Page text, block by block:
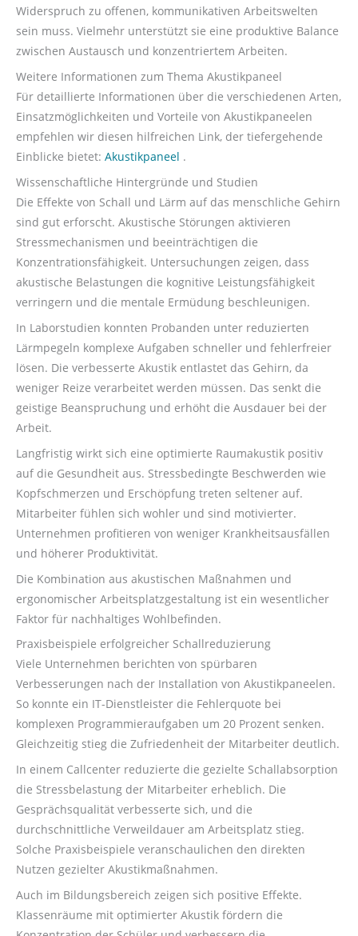
Widerspruch zu offenen, kommunikativen Arbeitswelten
sein muss. Vielmehr unterstützt sie eine produktive Balance
zwischen Austausch und konzentriertem Arbeiten.
Weitere Informationen zum Thema Akustikpaneel
Für detaillierte Informationen über die verschiedenen Arten,
Einsatzmöglichkeiten und Vorteile von Akustikpaneelen
empfehlen wir diesen hilfreichen Link, der tiefergehende
Einblicke bietet: Akustikpaneel .
Wissenschaftliche Hintergründe und Studien
Die Effekte von Schall und Lärm auf das menschliche Gehirn
sind gut erforscht. Akustische Störungen aktivieren
Stressmechanismen und beeinträchtigen die
Konzentrationsfähigkeit. Untersuchungen zeigen, dass
akustische Belastungen die kognitive Leistungsfähigkeit
verringern und die mentale Ermüdung beschleunigen.
In Laborstudien konnten Probanden unter reduzierten
Lärmpegeln komplexe Aufgaben schneller und fehlerfreier
lösen. Die verbesserte Akustik entlastet das Gehirn, da
weniger Reize verarbeitet werden müssen. Das senkt die
geistige Beanspruchung und erhöht die Ausdauer bei der
Arbeit.
Langfristig wirkt sich eine optimierte Raumakustik positiv
auf die Gesundheit aus. Stressbedingte Beschwerden wie
Kopfschmerzen und Erschöpfung treten seltener auf.
Mitarbeiter fühlen sich wohler und sind motivierter.
Unternehmen profitieren von weniger Krankheitsausfällen
und höherer Produktivität.
Die Kombination aus akustischen Maßnahmen und
ergonomischer Arbeitsplatzgestaltung ist ein wesentlicher
Faktor für nachhaltiges Wohlbefinden.
Praxisbeispiele erfolgreicher Schallreduzierung
Viele Unternehmen berichten von spürbaren
Verbesserungen nach der Installation von Akustikpaneelen.
So konnte ein IT-Dienstleister die Fehlerquote bei
komplexen Programmieraufgaben um 20 Prozent senken.
Gleichzeitig stieg die Zufriedenheit der Mitarbeiter deutlich.
In einem Callcenter reduzierte die gezielte Schallabsorption
die Stressbelastung der Mitarbeiter erheblich. Die
Gesprächsqualität verbesserte sich, und die
durchschnittliche Verweildauer am Arbeitsplatz stieg.
Solche Praxisbeispiele veranschaulichen den direkten
Nutzen gezielter Akustikmaßnahmen.
Auch im Bildungsbereich zeigen sich positive Effekte.
Klassenräume mit optimierter Akustik fördern die